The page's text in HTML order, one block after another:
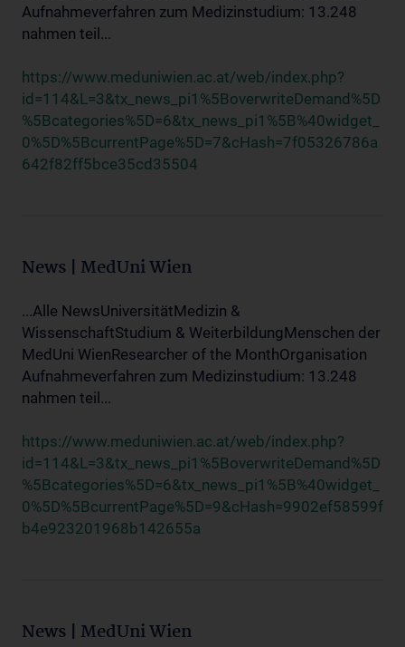
Aufnahmeverfahren zum Medizinstudium: 13.248
nahmen teil...
https://www.meduniwien.ac.at/web/index.php?
id=114&L=3&tx_news_pi1%5BoverwriteDemand%5D
%5Bcategories%5D=6&tx_news_pi1%5B%40widget_
0%5D%5BcurrentPage%5D=7&cHash=7f05326786a
642f82ff5bce35cd35504
News | MedUni Wien
...Alle NewsUniversitätMedizin &
WissenschaftStudium & WeiterbildungMenschen der
MedUni WienResearcher of the MonthOrganisation
Aufnahmeverfahren zum Medizinstudium: 13.248
nahmen teil...
https://www.meduniwien.ac.at/web/index.php?
id=114&L=3&tx_news_pi1%5BoverwriteDemand%5D
%5Bcategories%5D=6&tx_news_pi1%5B%40widget_
0%5D%5BcurrentPage%5D=9&cHash=9902ef58599f
b4e923201968b142655a
News | MedUni Wien